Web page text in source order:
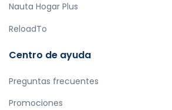
Nauta Hogar Plus
ReloadTo
Centro de ayuda
Preguntas frecuentes
Promociones